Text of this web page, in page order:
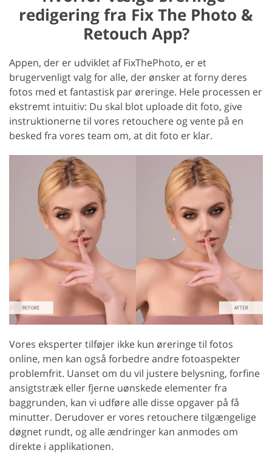
redigering fra Fix The Photo &
Retouch App?
Appen, der er udviklet af FixThePhoto, er et
brugervenligt valg for alle, der ønsker at forny deres
fotos med et fantastisk par øreringe. Hele processen er
ekstremt intuitiv: Du skal blot uploade dit foto, give
instruktionerne til vores retouchere og vente på en
besked fra vores team om, at dit foto er klar.
Vores eksperter tilføjer ikke kun øreringe til fotos
online, men kan også forbedre andre fotoaspekter
problemfrit. Uanset om du vil justere belysning, forfine
ansigtstræk eller fjerne uønskede elementer fra
baggrunden, kan vi udføre alle disse opgaver på få
minutter. Derudover er vores retouchere tilgængelige
døgnet rundt, og alle ændringer kan anmodes om
direkte i applikationen.